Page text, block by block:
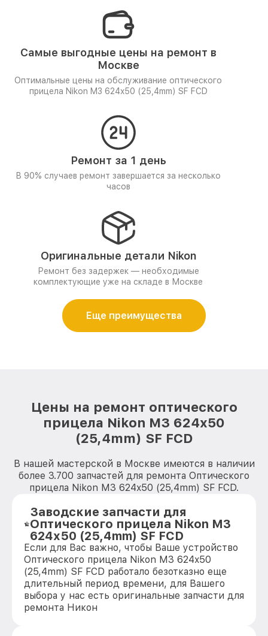
Самые выгодные цены на ремонт в
Москве
Оптимальные цены на обслуживание оптического
прицела Nikon M3 624x50 (25,4mm) SF FCD
Ремонт за 1 день
В 90% случаев ремонт завершается за несколько
часов
Оригинальные детали Nikon
Ремонт без задержек — необходимые
комплектующие уже на складе в Москве
Еще преимущества
Цены на ремонт оптического
прицела Nikon M3 624x50
(25,4mm) SF FCD
В нашей мастерской в Москве имеются в наличии
более 3.700 запчастей для ремонта Оптического
прицела Nikon M3 624x50 (25,4mm) SF FCD.
Заводские запчасти для
Оптического прицела Nikon M3
624x50 (25,4mm) SF FCD
Если для Вас важно, чтобы Ваше устройство
Оптического прицела Nikon M3 624x50
(25,4mm) SF FCD работало безотказно еще
длительный период времени, для Вашего
выбора у нас есть оригинальные запчасти для
ремонта Никон